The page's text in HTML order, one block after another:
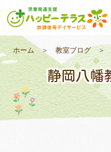
私たちについて
未就学のお子
小学生〜高校
支援事例
ホーム ＞教室ブログ
静岡八幡